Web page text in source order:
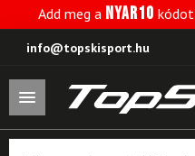
Add meg a NYAR10
info@topskisport.hu